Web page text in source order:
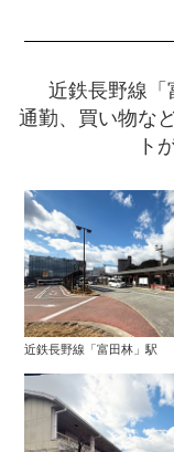
近鉄長野線「
通勤、買い物な
ト
近鉄長野線「富田林」駅